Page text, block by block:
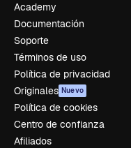
Academy
Documentación
Soporte
Términos de uso
Política de privacidad
Originales Nuevo
Política de cookies
Centro de confianza
Afiliados